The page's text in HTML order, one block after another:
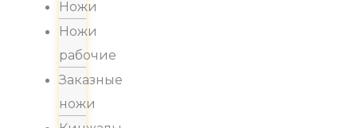
Ножи
Ножи
рабочие
Заказные
ножи